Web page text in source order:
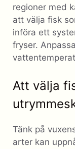
regioner med
att välja fisk
införa ett
fryser.
Att välja
Tänk på
arter kan